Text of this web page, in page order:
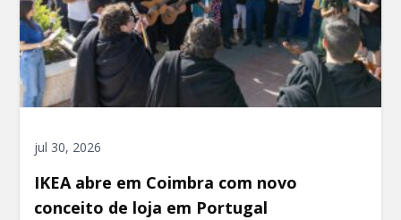
jul 30, 2026
IKEA abre em Coimbra com novo
conceito de loja em Portugal